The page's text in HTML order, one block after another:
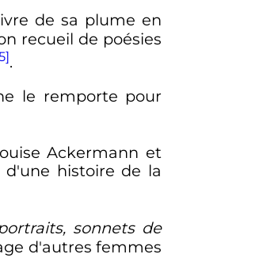
de sa plume en
recueil de poésies
.
le remporte pour
Ackermann et
histoire de la
sonnets de
d'autres femmes